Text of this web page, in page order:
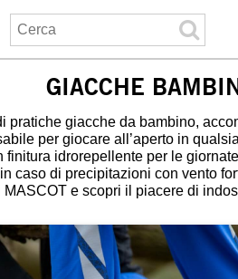
GIACCHE
pratiche giacche da bambino,
per giocare all’aperto in
finitura idrorepellente per le
caso di precipitazioni con vento
MASCOT e scopri il piacere di